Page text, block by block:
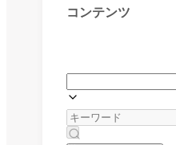
コンテンツ